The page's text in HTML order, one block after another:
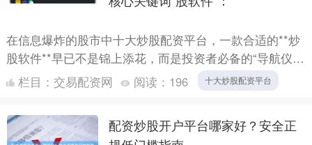
在信息爆炸的股市中十大炒股配资平台，一款合适的**炒
股软件**早已不是锦上添花，而是投资者必备的“导航仪”
与“武器库”。面对市场上琳琅满目的选择，如何慧眼识
珠，....
栏目： 交易配资网 阅读： 196 十大炒股配资平台
配资炒股开户平台哪家好？安全正